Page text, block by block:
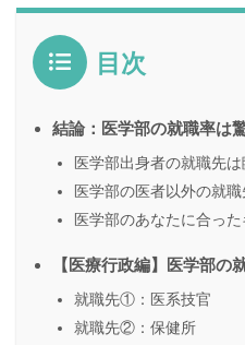
目次
結論：医学部の就職率は
医学部出身者の就職先
医学部の医者以外の就
医学部のあなたに合っ
【医療行政編】医学部の
就職先①：医系技官
就職先②：保健所